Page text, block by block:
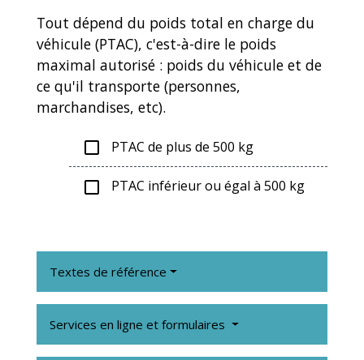
Tout dépend du poids total en charge du
véhicule (PTAC), c'est-à-dire le poids
maximal autorisé : poids du véhicule et de
ce qu'il transporte (personnes,
marchandises, etc).
check_box_outline_blank PTAC de plus de 500 kg
check_box_outline_blank PTAC inférieur ou égal à 500 kg
Textes de référence
Services en ligne et formulaires